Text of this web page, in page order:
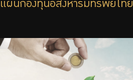
จัดซื้อจัดจ้าง
ร่วมงานกับเรา
ติดต่อเรา
แผนกองทุนอสังหาริมทรัพย์ไทย